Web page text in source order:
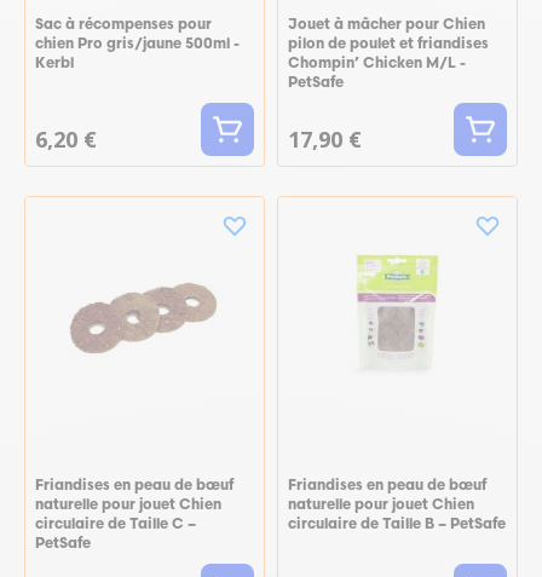
Sac à récompenses pour
chien Pro gris/jaune 500ml -
Kerbl
6,20 €
Jouet à mâcher pour Chien
pilon de poulet et friandises
Chompin’ Chicken M/L -
PetSafe
17,90 €
Friandises en peau de bœuf
naturelle pour jouet Chien
circulaire de Taille C –
PetSafe
Friandises en peau de bœuf
naturelle pour jouet Chien
circulaire de Taille B – PetSafe